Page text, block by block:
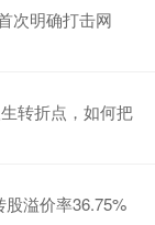
次明确打击网
转折点，如何把
溢价率36.75%